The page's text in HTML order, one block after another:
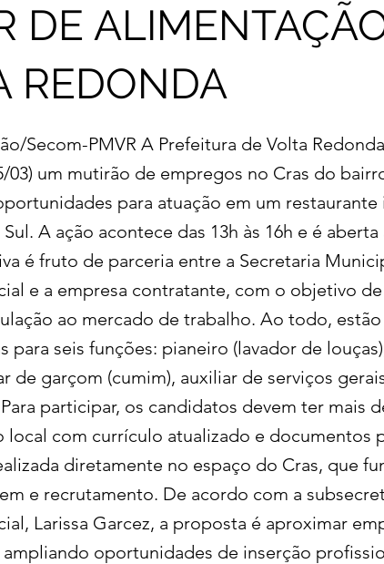
DE
REDONDA
Secom-PMVR A Prefeitura de Volta
03) um mutirão de empregos no Cras do
para atuação em um restaurante
A ação acontece das 13h às 16h e é
é fruto de parceria entre a Secretaria
e a empresa contratante, com o objetivo
ao mercado de trabalho. Ao todo,
para seis funções: pianeiro (lavador de
de garçom (cumim), auxiliar de serviços
participar, os candidatos devem ter mais
local com currículo atualizado e documentos
diretamente no espaço do Cras, que
e recrutamento. De acordo com a
Larissa Garcez, a proposta é aproximar
oportunidades de inserção